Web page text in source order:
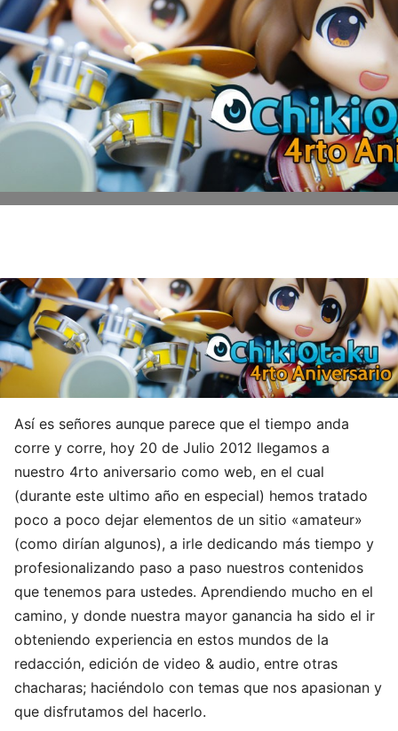
Así es señores aunque parece que el tiempo anda
corre y corre, hoy 20 de Julio 2012 llegamos a
nuestro 4rto aniversario como web, en el cual
(durante este ultimo año en especial) hemos tratado
poco a poco dejar elementos de un sitio «amateur»
(como dirían algunos), a irle dedicando más tiempo y
profesionalizando paso a paso nuestros contenidos
que tenemos para ustedes. Aprendiendo mucho en el
camino, y donde nuestra mayor ganancia ha sido el ir
obteniendo experiencia en estos mundos de la
redacción, edición de video & audio, entre otras
chacharas; haciéndolo con temas que nos apasionan y
que disfrutamos del hacerlo.